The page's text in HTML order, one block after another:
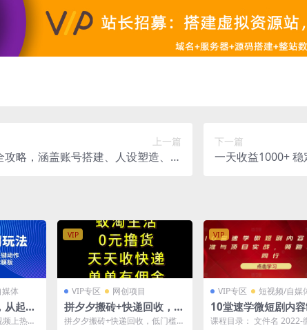
上一篇
攻略，涵盖账号搭建、人设塑造、投
下一篇
一天收益1000+
体
起号
作，
上热门
VIP
VIP专区 网创项目
拼夕夕搬砖+快递回收，低
门槛人人可做，实测月入1
拼夕夕搬砖+快递回收，低门槛人
VIP
VIP专区 短视频/自媒
10堂速学微短剧内容
标准与项目实战，领
课程目录： 文件名 2022-